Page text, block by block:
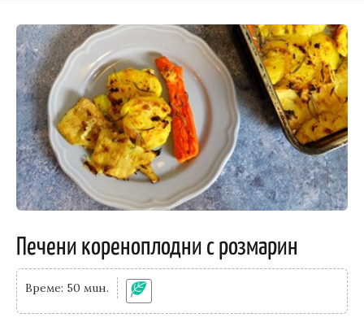
Печени кореноплодни с розмарин
Време: 50 мин.